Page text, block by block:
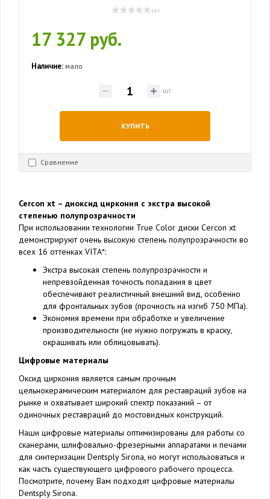
( 0 )
17 327 руб.
Наличие: мало
шт
КУПИТЬ
Сравнение
Cercon xt – диоксид циркония с экстра высокой
степенью полупрозрачности
При использовании технологии True Color диски Cercon xt
демонстрируют очень высокую степень полупрозрачности во
всех 16 оттенках VITA*:
Экстра высокая степень полупрозрачности и
непревзойденная точность попадания в цвет
обеспечивают реалистичный внешний вид, особенно
для фронтальных зубов (прочность на изгиб 750 МПа).
Экономия времени при обработке и увеличение
производительности (не нужно погружать в краску,
окрашивать или облицовывать).
Цифровые материалы
Оксид циркония является самым прочным
цельнокерамическим материалом для реставраций зубов на
рынке и охватывает широкий спектр показаний – от
одиночных реставраций до мостовидных конструкций.
Наши цифровые материалы оптимизированы для работы со
сканерами, шлифовально-фрезерными аппаратами и печами
для синтеризации Dentsply Sirona, но могут использоваться и
как часть существующего цифрового рабочего процесса.
Посмотрите, почему Вам подходят цифровые материалы
Dentsply Sirona.